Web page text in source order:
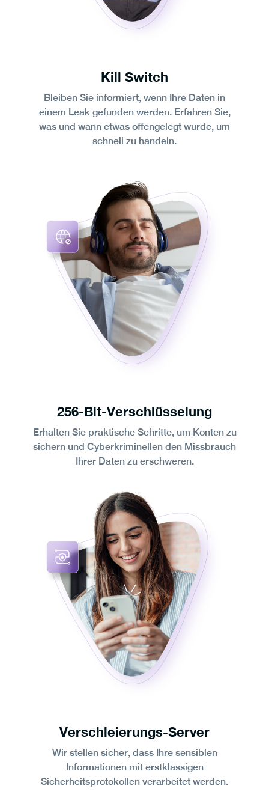
Kill Switch
Bleiben Sie informiert, wenn Ihre Daten in
einem Leak gefunden werden. Erfahren Sie,
was und wann etwas offengelegt wurde, um
schnell zu handeln.
256-Bit-Verschlüsselung
Erhalten Sie praktische Schritte, um Konten zu
sichern und Cyberkriminellen den Missbrauch
Ihrer Daten zu erschweren.
Verschleierungs-Server
Wir stellen sicher, dass Ihre sensiblen
Informationen mit erstklassigen
Sicherheitsprotokollen verarbeitet werden.